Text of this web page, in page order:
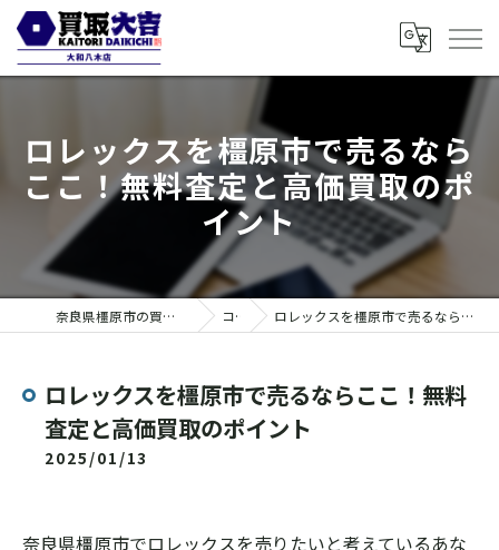
ロレックスを橿原市で売るなら
ここ！無料査定と高価買取のポ
イント
奈良県橿原市の買取なら買取大吉 大和八木店 コラム ロレックスを橿原市で売るならここ！無料査定と高価買取のポイント
ロレックスを橿原市で売るならここ！無料
査定と高価買取のポイント
2025/01/13
奈良県橿原市でロレックスを売りたいと考えているあな